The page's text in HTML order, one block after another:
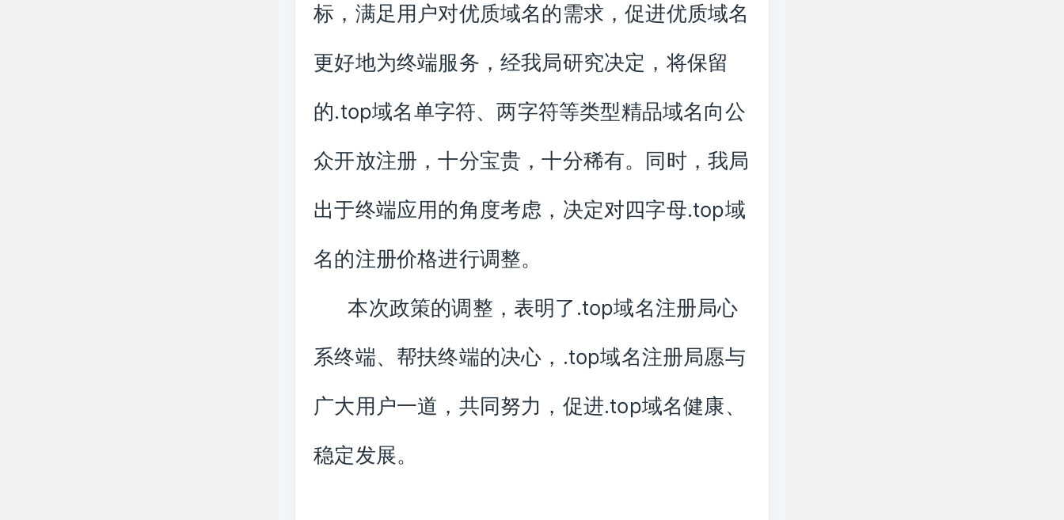
标，满足用户对优质域名的需求，促进优质域名
更好地为终端服务，经我局研究决定，将保留
的.top域名单字符、两字符等类型精品域名向公
众开放注册，十分宝贵，十分稀有。同时，我局
出于终端应用的角度考虑，决定对四字母.top域
名的注册价格进行调整。
本次政策的调整，表明了.top域名注册局心
系终端、帮扶终端的决心，.top域名注册局愿与
广大用户一道，共同努力，促进.top域名健康、
稳定发展。